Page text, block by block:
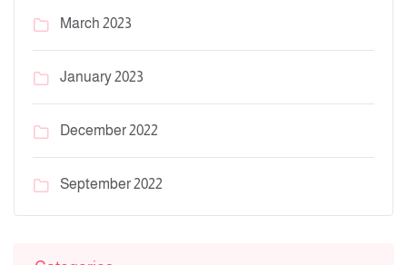
March 2023
January 2023
December 2022
September 2022